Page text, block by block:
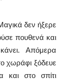
δεν ήξερε
πουθενά και
Απόμερα
χωράφι ξόδευε
και στο σπίτι